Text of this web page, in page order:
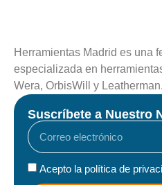
Herramientas Madrid es una
especializada en
Wera, OrbisWill y Leatherman.
Suscríbete a Nuestro
Acepto la política de